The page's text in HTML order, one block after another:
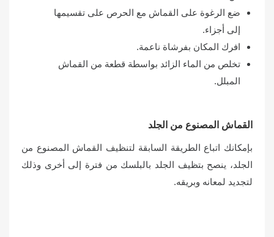
ضع الرغوة على القماش مع الحرص على تقسيمها
إلى أجزاء.
افرك المكان بفرشاة ناعمة.
تخلص من الماء الزائد بواسطة قطعة من القماش
المبلل.
القماش المصنوع من الجلد
بإمكانك اتباع الطريقة السابقة لتنظيف القماش المصنوع من
الجلد، ينصح بتظيف الجلد بالبلسك من فترة إلى أخرى وذلك
لتجديد لمعانه وبريقه.